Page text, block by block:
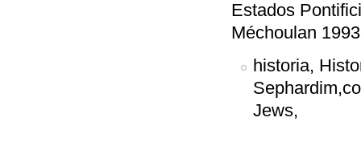
Estados
Méchoulan
historia,
Jews,